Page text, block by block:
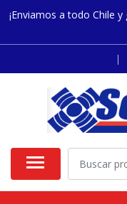
¡Enviamos a todo Chile
|